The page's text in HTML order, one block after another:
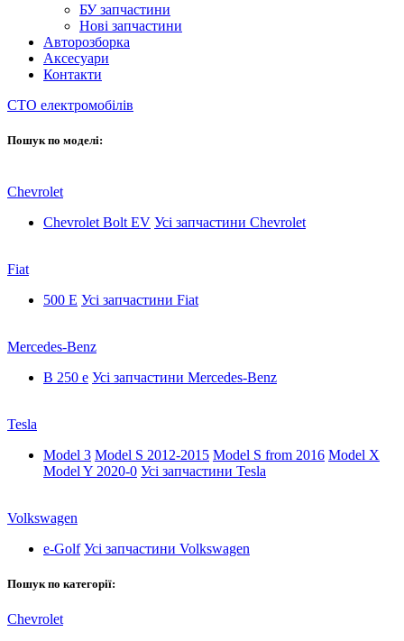
БУ запчастини
Нові запчастини
Авторозборка
Аксесуари
Контакти
СТО електромобілів
Пошук по моделі:
Chevrolet
Chevrolet Bolt EV Усі запчастини Chevrolet
Fiat
500 E Усі запчастини Fiat
Mercedes-Benz
B 250 e Усі запчастини Mercedes-Benz
Tesla
Model 3 Model S 2012-2015 Model S from 2016 Model X
Model Y 2020-0 Усі запчастини Tesla
Volkswagen
e-Golf Усі запчастини Volkswagen
Пошук по категорії:
Chevrolet